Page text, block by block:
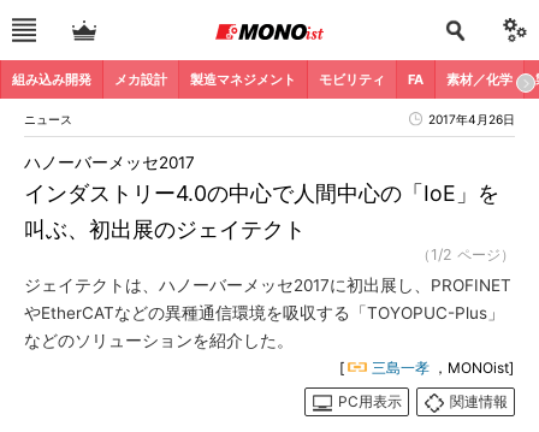
組み込み開発 メカ設計 製造マネジメント モビリティ FA 素材／化学
ニュース 2017年4月26日
インダストリー4.0の中心で人間中心の「IoE」を
叫ぶ、初出展のジェイテクト
ハノーバーメッセ2017
（1/2 ページ）
ジェイテクトは、ハノーバーメッセ2017に初出展し、PROFINET
やEtherCATなどの異種通信環境を吸収する「TOYOPUC-Plus」
などのソリューションを紹介した。
[ 三島一孝 ，MONOist]
PC用表示
関連情報